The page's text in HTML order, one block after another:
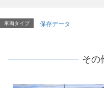
車両タイプ 保存データ
その